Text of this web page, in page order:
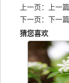
上一页：上一篇
下一页：下一篇
猜您喜欢